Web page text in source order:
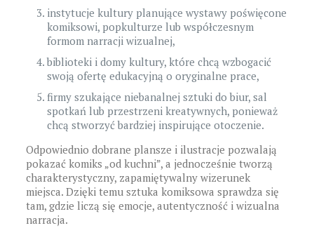
instytucje kultury planujące wystawy poświęcone
komiksowi, popkulturze lub współczesnym
formom narracji wizualnej,
biblioteki i domy kultury, które chcą wzbogacić
swoją ofertę edukacyjną o oryginalne prace,
firmy szukające niebanalnej sztuki do biur, sal
spotkań lub przestrzeni kreatywnych, ponieważ
chcą stworzyć bardziej inspirujące otoczenie.
Odpowiednio dobrane plansze i ilustracje pozwalają
pokazać komiks „od kuchni”, a jednocześnie tworzą
charakterystyczny, zapamiętywalny wizerunek
miejsca. Dzięki temu sztuka komiksowa sprawdza się
tam, gdzie liczą się emocje, autentyczność i wizualna
narracja.